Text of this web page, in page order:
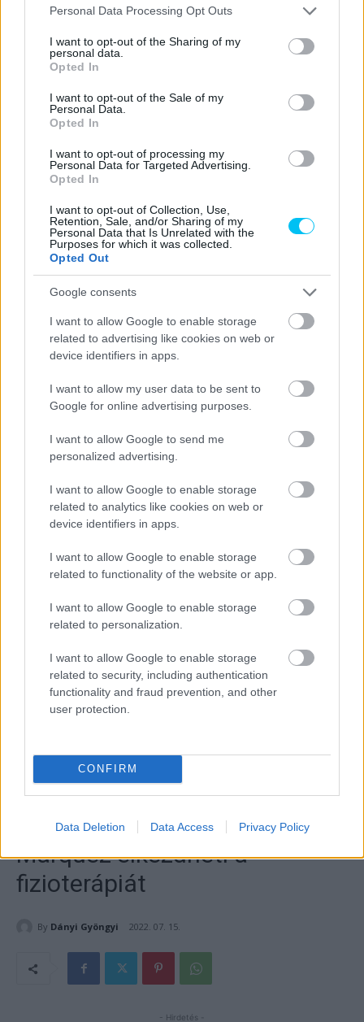
Please note that this website/app uses one or more Google
not limited to your visit or usage behaviour. You may click to
grant or deny consent to Google and its third-party tags to
use your data for below specified purposes in below Google
consent section.
Personal Data Processing Opt Outs
I want to opt-out of the Sharing of my
personal data.
Opted In
I want to opt-out of the Sale of my
Personal Data.
Opted In
I want to opt-out of processing my
Personal Data for Targeted Advertising.
Opted In
I want to opt-out of Collection, Use,
Retention, Sale, and/or Sharing of my
Personal Data that Is Unrelated with the
Purposes for which it was collected.
Opted Out
Google consents
I want to allow Google to enable storage
related to advertising like cookies on web or
device identifiers in apps.
I want to allow my user data to be sent to
Google for online advertising purposes.
I want to allow Google to send me
personalized advertising.
I want to allow Google to enable storage
related to analytics like cookies on web or
device identifiers in apps.
I want to allow Google to enable storage
related to functionality of the website or app.
I want to allow Google to enable storage
related to personalization.
I want to allow Google to enable storage
related to security, including authentication
functionality and fraud prevention, and other
user protection.
CONFIRM
Data Deletion Data Access Privacy Policy
CIMKÉK Fermín Aldeguer Jorge Martín
Előző cikk
Márquez elkezdheti a
Következő cikk
Börcsök Réka